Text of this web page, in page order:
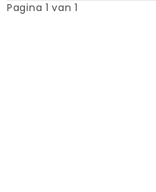
Pagina 1 van 1